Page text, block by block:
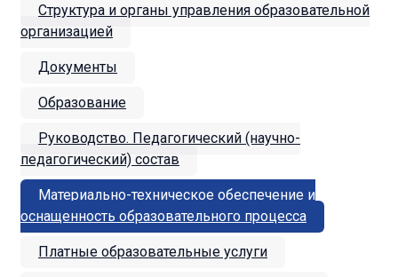
Структура и органы управления образовательной
организацией
Документы
Образование
Руководство. Педагогический (научно-
педагогический) состав
Материально-техническое обеспечение и
оснащенность образовательного процесса
Платные образовательные услуги